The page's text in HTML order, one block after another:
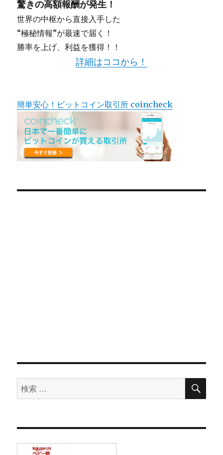
驚きの高額報酬が発生！
世界の中枢から直接入手した
“極秘情報”が最速で届く！
勝率を上げ、利益を獲得！！
詳細はココから！
簡単安心！ビットコイン取引所 coincheck
検
索
象:
検